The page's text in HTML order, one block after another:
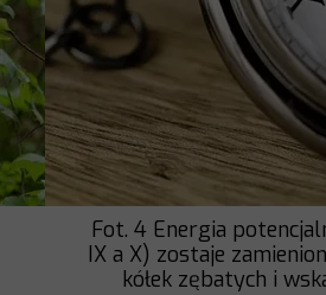
Fot. 4 Energia
IX a X) zostaje
kółek zębatych i